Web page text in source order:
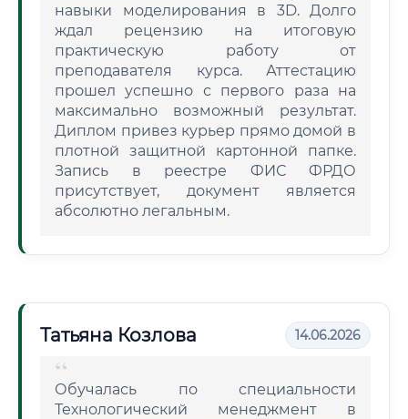
навыки моделирования в 3D. Долго
ждал рецензию на итоговую
практическую работу от
преподавателя курса. Аттестацию
прошел успешно с первого раза на
максимально возможный результат.
Диплом привез курьер прямо домой в
плотной защитной картонной папке.
Запись в реестре ФИС ФРДО
присутствует, документ является
абсолютно легальным.
Татьяна Козлова 14.06.2026
Обучалась по специальности
Технологический менеджмент в